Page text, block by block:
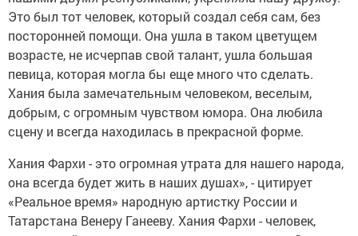
Это был тот человек, который создал себя сам, без
посторонней помощи. Она ушла в таком цветущем
возрасте, не исчерпав свой талант, ушла большая
певица, которая могла бы еще много что сделать.
Хания была замечательным человеком, веселым,
добрым, с огромным чувством юмора. Она любила
сцену и всегда находилась в прекрасной форме.
Хания Фархи - это огромная утрата для нашего народа,
она всегда будет жить в наших душах», - цитирует
«Реальное время» народную артистку России и
Татарстана Венеру Ганееву. Хания Фархи - человек,